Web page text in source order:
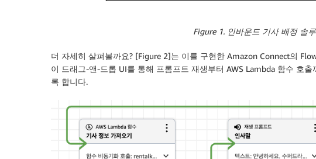
Figure 1. 인바운드 기사 배정 솔
더 자세히 살펴볼까요? [Figure 2]는 이를 구현한 Amazon Connect의
이 드래그-앤-드롭 UI를 통해 프롬프트 재생부터 AWS Lambda 함수 호
록 합니다.